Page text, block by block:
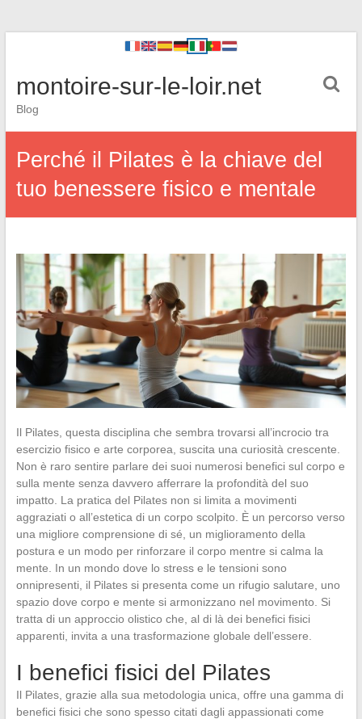
montoire-sur-le-loir.net
Blog
Perché il Pilates è la chiave del
tuo benessere fisico e mentale
Il Pilates, questa disciplina che sembra trovarsi all’incrocio tra
esercizio fisico e arte corporea, suscita una curiosità crescente.
Non è raro sentire parlare dei suoi numerosi benefici sul corpo e
sulla mente senza davvero afferrare la profondità del suo
impatto. La pratica del Pilates non si limita a movimenti
aggraziati o all’estetica di un corpo scolpito. È un percorso verso
una migliore comprensione di sé, un miglioramento della
postura e un modo per rinforzare il corpo mentre si calma la
mente. In un mondo dove lo stress e le tensioni sono
onnipresenti, il Pilates si presenta come un rifugio salutare, uno
spazio dove corpo e mente si armonizzano nel movimento. Si
tratta di un approccio olistico che, al di là dei benefici fisici
apparenti, invita a una trasformazione globale dell’essere.
I benefici fisici del Pilates
Il Pilates, grazie alla sua metodologia unica, offre una gamma di
benefici fisici che sono spesso citati dagli appassionati come